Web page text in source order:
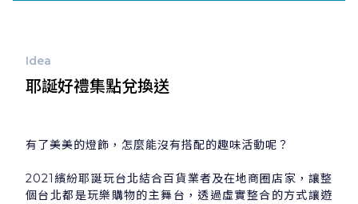
Idea
耶誕好禮集點兌換送
有了美美的燈飾，怎麼能沒有搭配的趣味活動呢？
2021繽紛耶誕玩台北結合百貨業者及在地商圈店家，讓整
個台北都是玩樂購物的主舞台，透過虛實整合的方式讓遊